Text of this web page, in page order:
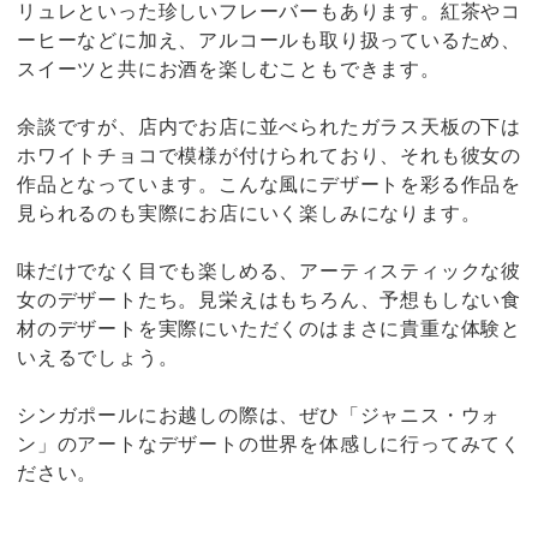
リュレといった珍しいフレーバーもあります。紅茶やコ
ーヒーなどに加え、アルコールも取り扱っているため、
スイーツと共にお酒を楽しむこともできます。
余談ですが、店内でお店に並べられたガラス天板の下は
ホワイトチョコで模様が付けられており、それも彼女の
作品となっています。こんな風にデザートを彩る作品を
見られるのも実際にお店にいく楽しみになります。
味だけでなく目でも楽しめる、アーティスティックな彼
女のデザートたち。見栄えはもちろん、予想もしない食
材のデザートを実際にいただくのはまさに貴重な体験と
いえるでしょう。
シンガポールにお越しの際は、ぜひ「ジャニス・ウォ
ン」のアートなデザートの世界を体感しに行ってみてく
ださい。